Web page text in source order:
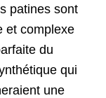
patines sont
et complexe
du
qui
une